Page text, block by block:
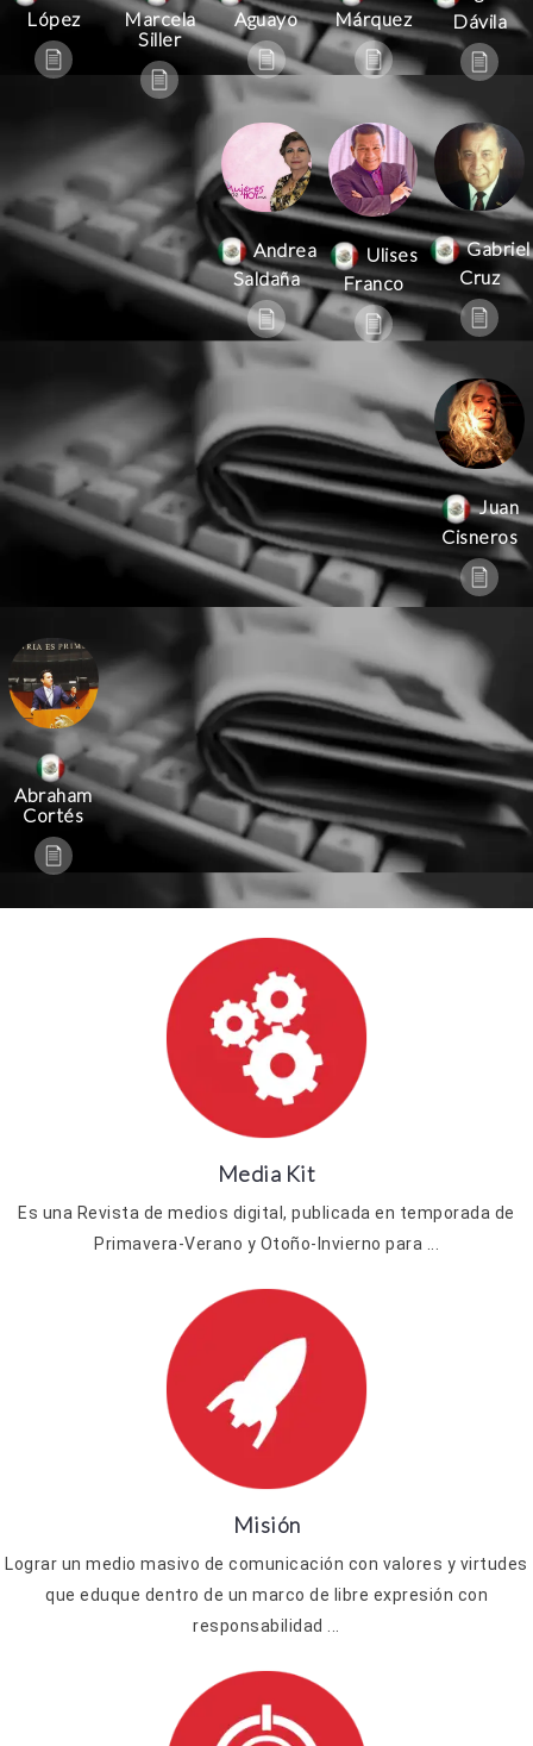
López
Marcela
Siller
Aguayo
Márquez
Dávila
Andrea
Saldaña
Ulises
Franco
Gabriel
Cruz
Juan
Cisneros
Abraham
Cortés
Media Kit
Es una Revista de medios digital, publicada en temporada de
Primavera-Verano y Otoño-Invierno para ...
Misión
Lograr un medio masivo de comunicación con valores y virtudes
que eduque dentro de un marco de libre expresión con
responsabilidad ...